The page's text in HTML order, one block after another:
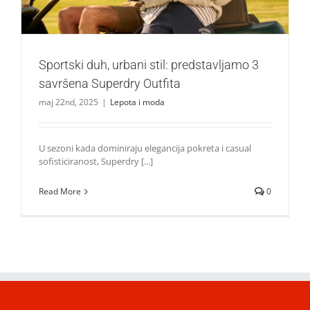
Sportski duh, urbani stil: predstavljamo 3
savršena Superdry Outfita
maj 22nd, 2025 | Lepota i moda
U sezoni kada dominiraju elegancija pokreta i casual
sofisticiranost, Superdry [...]
Read More 0